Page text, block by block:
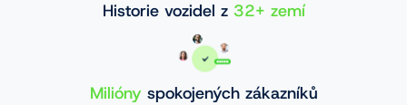
Historie vozidel z 32+ zemí
Milióny spokojených zákazníků